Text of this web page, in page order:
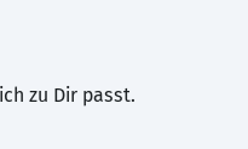
zu Dir passt.